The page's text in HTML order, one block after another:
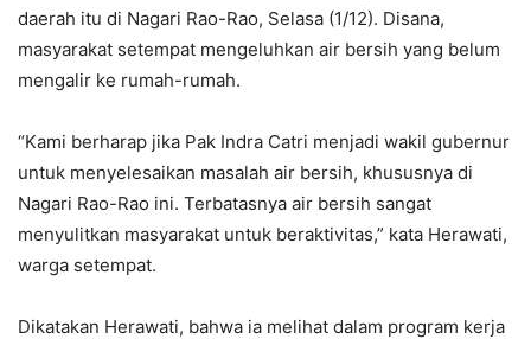
daerah itu di Nagari Rao-Rao, Selasa (1/12). Disana,
masyarakat setempat mengeluhkan air bersih yang belum
mengalir ke rumah-rumah.
“Kami berharap jika Pak Indra Catri menjadi wakil gubernur
untuk menyelesaikan masalah air bersih, khususnya di
Nagari Rao-Rao ini. Terbatasnya air bersih sangat
menyulitkan masyarakat untuk beraktivitas,” kata Herawati,
warga setempat.
Dikatakan Herawati, bahwa ia melihat dalam program kerja